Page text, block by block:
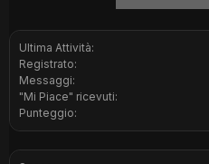
Ultima Attività:
Registrato:
Messaggi:
"Mi Piace" ricevuti:
Punteggio: